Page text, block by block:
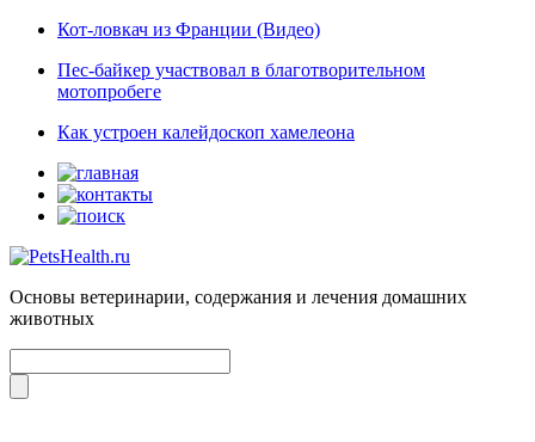
Кот-ловкач из Франции (Видео)
Пес-байкер участвовал в благотворительном
мотопробеге
Как устроен калейдоскоп хамелеона
Основы ветеринарии, содержания и лечения домашних
животных